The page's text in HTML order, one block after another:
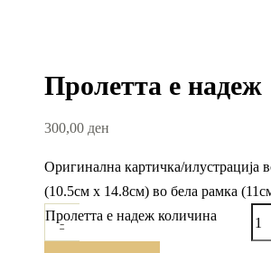
Пролетта е надеж
300,00 ден
Оригинална картичка/илустрација
(10.5см x 14.8см) во бела рамка
-
Пролетта е надеж количина